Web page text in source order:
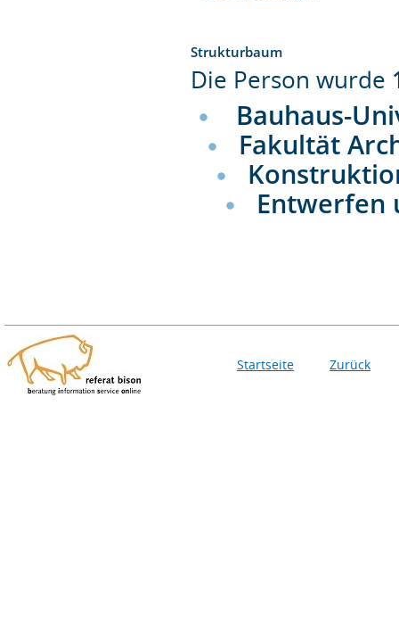
Strukturbaum
Die Person wurde
Bauhaus-
Fakultät
Startseite Zurück